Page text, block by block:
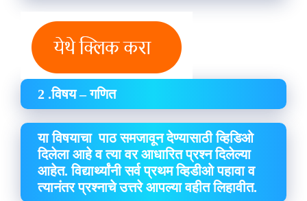
2 .विषय – गणित
या विषयाचा पाठ समजावून देण्यासाठी व्हिडिओ
दिलेला आहे व त्या वर आधारित प्रश्न दिलेल्या
आहेत. विद्यार्थ्यांनी सर्व प्रथम व्हिडीओ पहावा व
त्यानंतर प्रश्नाचे उत्तरे आपल्या वहीत लिहावीत.